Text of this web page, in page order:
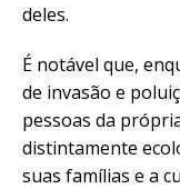
deles.
É notável que,
de invasão e
pessoas da
distintamente
suas famílias e a